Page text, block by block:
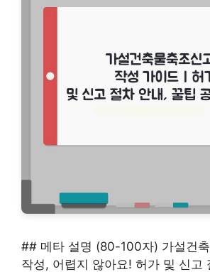
## 메타 설명 (80-100자) 가설건
작성, 어렵지 않아요! 허가 및 신고